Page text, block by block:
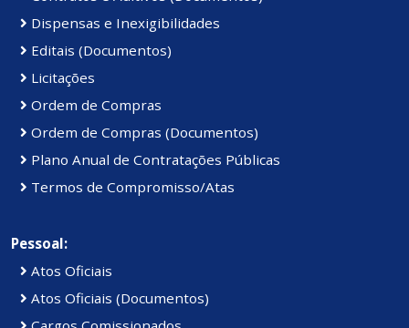
Dispensas e Inexigibilidades
Editais (Documentos)
Licitações
Ordem de Compras
Ordem de Compras (Documentos)
Plano Anual de Contratações Públicas
Termos de Compromisso/Atas
Pessoal:
Atos Oficiais
Atos Oficiais (Documentos)